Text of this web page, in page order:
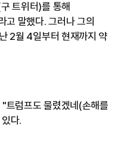
트위터)를 통해
고 말했다. 그러나 그의
2월 4일부터 현재까지 약
트럼프도 물렸겠네(손해를
다.